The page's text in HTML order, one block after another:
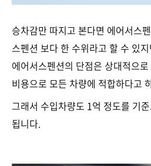
승차감만 따지고 본다면 에어서스
스펜션 보다 한 수위라고 할 수 있
에어서스펜션의 단점은 상대적으
비용으로 모든 차량에 적합하다고
그래서 수입차량도 1억 정도를 기
됩니다.